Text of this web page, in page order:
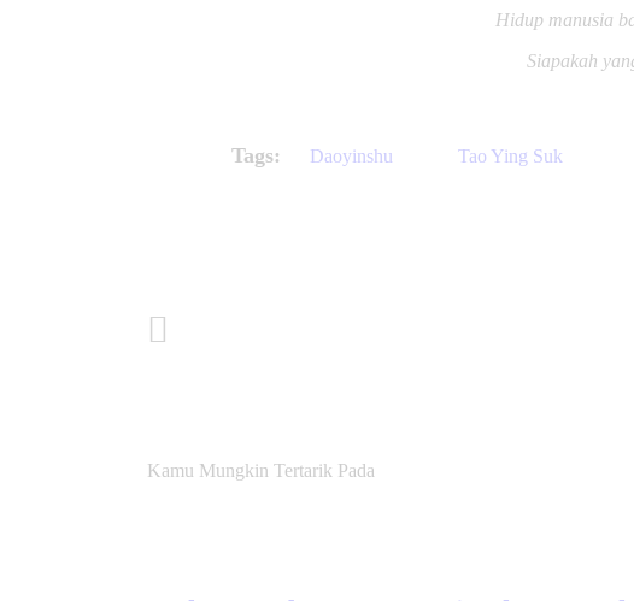
Hidup manusia
Siapakah
Tags: Daoyinshu Tao Ying Suk
Kamu Mungkin Tertarik Pada